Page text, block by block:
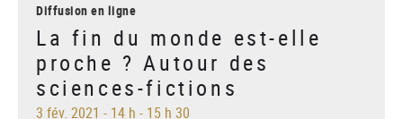
Diffusion en ligne
La fin du monde est-elle
proche ? Autour des
sciences-fictions
3 fév. 2021 - 14 h - 15 h 30